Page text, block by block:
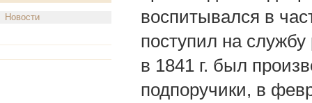
Новости
воспитывался в
поступил на
в 1841 г. был
подпоручики, в